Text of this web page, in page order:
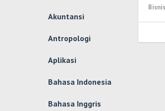
Akuntansi
Antropologi
Aplikasi
Bahasa Indonesia
Bahasa Inggris